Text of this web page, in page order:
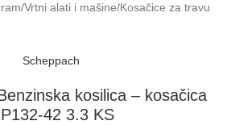
/Vrtni alati i mašine/Kosačice za travu
Scheppach
kosilica – kosačica
42 3.3 KS